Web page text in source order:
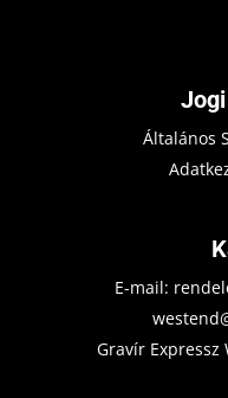
Általános
E-mail:
Gravír